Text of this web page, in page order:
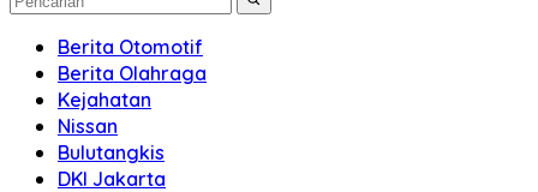
Berita Otomotif
Berita Olahraga
Kejahatan
Nissan
Bulutangkis
DKI Jakarta